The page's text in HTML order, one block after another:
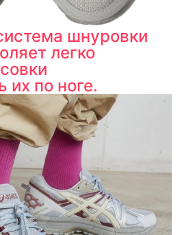
шнуровки
легко
их по ноге.